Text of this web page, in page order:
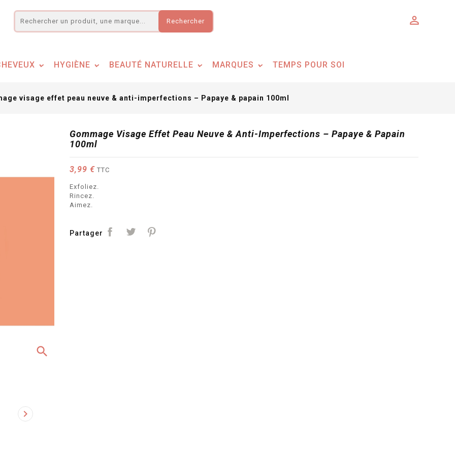
Rechercher 
HYGIÈNE BEAUTÉ NATURELLE MARQUES TEMPS POUR SOI
visage effet peau neuve & anti-imperfections – Papaye & papain 100ml
search

Gommage Visage Effet Peau Neuve & Anti-Imperfections – Papaye & Papain
100ml
3,99 € TTC
Exfoliez.
Rincez.
Aimez.
Partager